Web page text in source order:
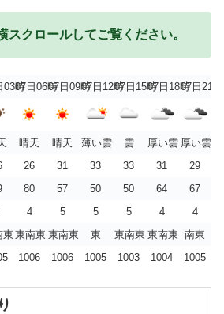
クロールしてご覧ください。
03時07日06時07日09時07日12時07日15時07日18時07日21時
晴天 晴天 薄い雲 雲 厚い雲 厚い雲
26 31 33 33 31
29
80 57 50 50 64
67
4 5 5 5 4
4
東東南東 東南東 東 東南東 東南東 南東
1006 1006 1005 1003 1004 1005